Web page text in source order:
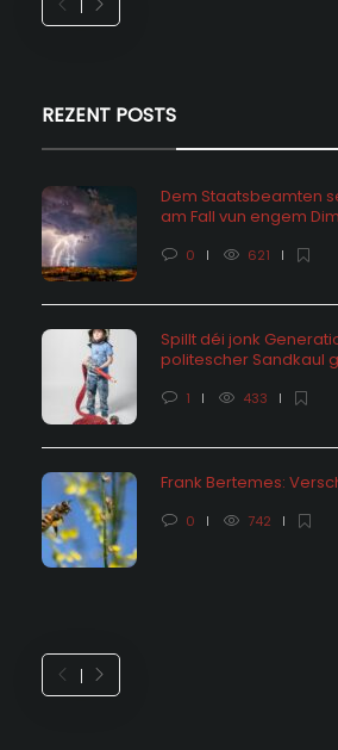
REZENT POSTS
Dem Staatsbeamten
am Fall vun engem
0 621
Spillt déi jonk
politescher Sandkaul
1 433
Frank Bertemes:
0 742